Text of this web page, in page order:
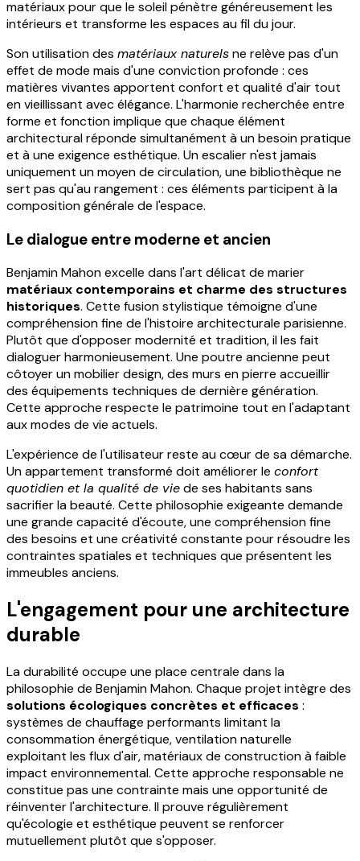
matériaux pour que le soleil pénètre généreusement les
intérieurs et transforme les espaces au fil du jour.
Son utilisation des matériaux naturelsne relève pas d'un
effet de mode mais d'une conviction profonde : ces
matières vivantes apportent confort et qualité d'air tout
en vieillissant avec élégance. L'harmonie recherchée entre
forme et fonction implique que chaque élément
architectural réponde simultanément à un besoin pratique
et à une exigence esthétique. Un escalier n'est jamais
uniquement un moyen de circulation, une bibliothèque ne
sert pas qu'au rangement : ces éléments participent à la
composition générale de l'espace.
Le dialogue entre moderne et ancien
Benjamin Mahon excelle dans l'art délicat de marier
matériaux contemporains et charme des structures
historiques. Cette fusion stylistique témoigne d'une
compréhension fine de l'histoire architecturale parisienne.
Plutôt que d'opposer modernité et tradition, il les fait
dialoguer harmonieusement. Une poutre ancienne peut
côtoyer un mobilier design, des murs en pierre accueillir
des équipements techniques de dernière génération.
Cette approche respecte le patrimoine tout en l'adaptant
aux modes de vie actuels.
L'expérience de l'utilisateur reste au cœur de sa démarche.
Un appartement transformé doit améliorer le confort
quotidien et la qualité de viede ses habitants sans
sacrifier la beauté. Cette philosophie exigeante demande
une grande capacité d'écoute, une compréhension fine
des besoins et une créativité constante pour résoudre les
contraintes spatiales et techniques que présentent les
immeubles anciens.
L'engagement pour une architecture
durable
La durabilité occupe une place centrale dans la
philosophie de Benjamin Mahon. Chaque projet intègre des
solutions écologiques concrètes et efficaces :
systèmes de chauffage performants limitant la
consommation énergétique, ventilation naturelle
exploitant les flux d'air, matériaux de construction à faible
impact environnemental. Cette approche responsable ne
constitue pas une contrainte mais une opportunité de
réinventer l'architecture. Il prouve régulièrement
qu'écologie et esthétique peuvent se renforcer
mutuellement plutôt que s'opposer.